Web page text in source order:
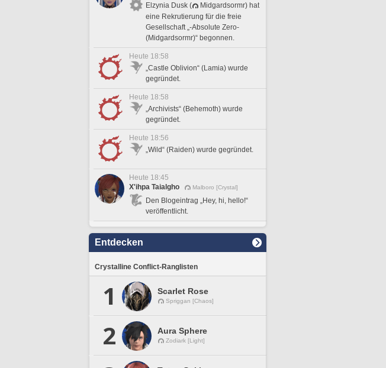
Elzynia Dusk (
Midgardsormr) hat
eine Rekrutierung für die freie
Gesellschaft „-Absolute Zero-
(Midgardsormr)“ begonnen.
Heute 18:58
„Castle Oblivion“ (Lamia) wurde
gegründet.
Heute 18:58
„Archivists“ (Behemoth) wurde
gegründet.
Heute 18:56
„Wild“ (Raiden) wurde gegründet.
Heute 18:45
X'ihpa Taialgho
Malboro [Crystal]
Den Blogeintrag „Hey, hi, hello!“
veröffentlicht.
Entdecken
Crystalline Conflict-Ranglisten
1 Scarlet Rose
Spriggan [Chaos]
2 Aura Sphere
Zodiark [Light]